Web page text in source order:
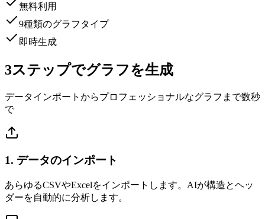
無料利用
9種類のグラフタイプ
即時生成
3ステップでグラフを生成
データインポートからプロフェッショナルなグラフまで数秒
で
1. データのインポート
あらゆるCSVやExcelをインポートします。AIが構造とヘッ
ダーを自動的に分析します。